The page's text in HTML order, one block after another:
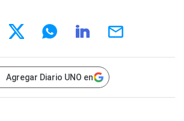
Agregar Diario UNO en